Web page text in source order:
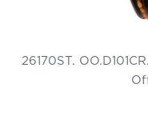
26170ST.